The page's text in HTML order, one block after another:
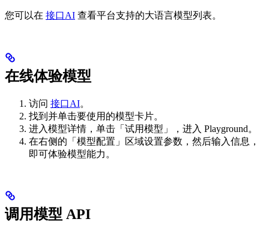
您可以在 接口AI 查看平台支持的大语言模型列表。
在线体验模型
访问 接口AI。
找到并单击要使用的模型卡片。
进入模型详情，单击「试用模型」，进入 Playground。
在右侧的「模型配置」区域设置参数，然后输入信息，
即可体验模型能力。
调用模型 API